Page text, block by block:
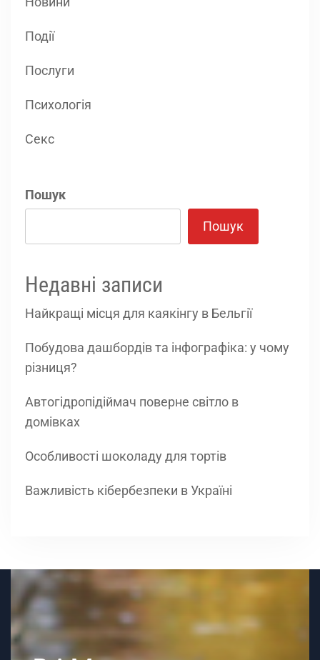
Події
Послуги
Психологія
Секс
Пошук
Пошук
Недавні записи
Найкращі місця для каякінгу в Бельгії
Побудова дашбордів та інфографіка: у чому
різниця?
Автогідропідіймач поверне світло в
домівках
Особливості шоколаду для тортів
Важливість кібербезпеки в Україні